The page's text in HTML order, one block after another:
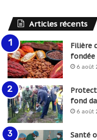
Articles récents
Filière
6 août
fond
6 août
Santé